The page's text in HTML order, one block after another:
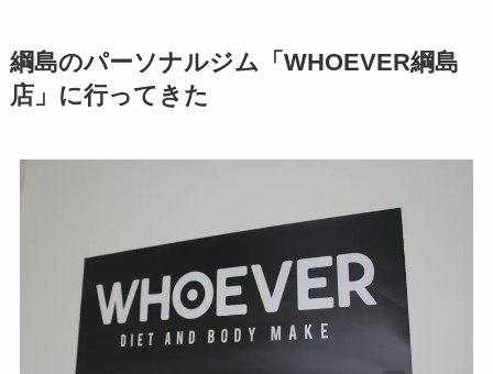
綱島のパーソナルジム「WHOEVER綱島
店」に行ってきた